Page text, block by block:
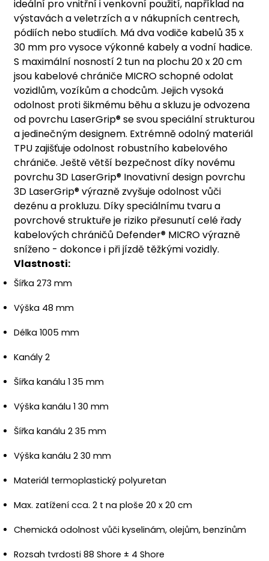
ideální pro vnitřní i venkovní použití, například na
výstavách a veletrzích a v nákupních centrech,
pódiích nebo studiích. Má dva vodiče kabelů 35 x
30 mm pro vysoce výkonné kabely a vodní hadice.
S maximální nosností 2 tun na plochu 20 x 20 cm
jsou kabelové chrániče MICRO schopné odolat
vozidlům, vozíkům a chodcům. Jejich vysoká
odolnost proti šikmému běhu a skluzu je odvozena
od povrchu LaserGrip® se svou speciální strukturou
a jedinečným designem. Extrémně odolný materiál
TPU zajišťuje odolnost robustního kabelového
chrániče. Ještě větší bezpečnost díky novému
povrchu 3D LaserGrip® Inovativní design povrchu
3D LaserGrip® výrazně zvyšuje odolnost vůči
dezénu a prokluzu. Díky speciálnímu tvaru a
povrchové struktuře je riziko přesunutí celé řady
kabelových chráničů Defender® MICRO výrazně
sníženo - dokonce i při jízdě těžkými vozidly.
Vlastnosti:
Šířka 273 mm
Výška 48 mm
Délka 1005 mm
Kanály 2
Šířka kanálu 1 35 mm
Výška kanálu 1 30 mm
Šířka kanálu 2 35 mm
Výška kanálu 2 30 mm
Materiál termoplastický polyuretan
Max. zatížení cca. 2 t na ploše 20 x 20 cm
Chemická odolnost vůči kyselinám, olejům, benzínům
Rozsah tvrdosti 88 Shore ± 4 Shore